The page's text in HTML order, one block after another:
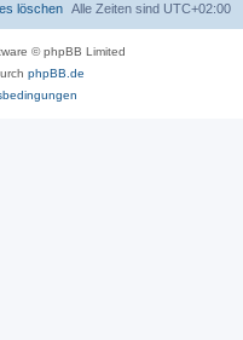
Alle Zeiten sind UTC+02:00
löschen
© phpBB Limited
phpBB.de